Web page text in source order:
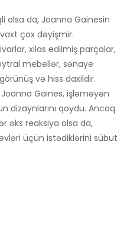
olsa da, Joanna Gainesin
çox dəyişmir.
xilas edilmiş parçalar,
mebellər, sənaye
və hiss daxildir.
Gaines, işləməyən
dizaynlarını qoydu. Ancaq
əks reaksiya olsa da,
üçün istədiklərini sübut